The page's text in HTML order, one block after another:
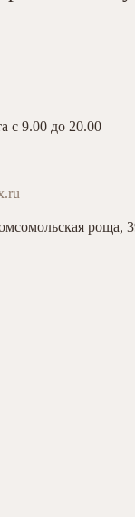
с 9.00 до 20.00
роща,